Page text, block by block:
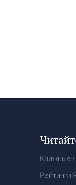
Книжные
Рейтинги